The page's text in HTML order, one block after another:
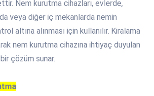
Nem kurutma cihazları, evlerde,
veya diğer iç mekanlarda nemin
altına alınması için kullanılır. Kiralama
nem kurutma cihazına ihtiyaç duyulan
çözüm sunar.